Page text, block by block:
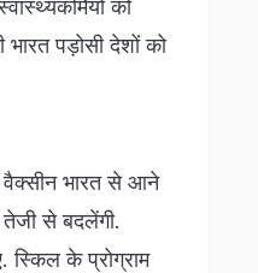
को
पड़ोसी देशों को
वैक्सीन भारत से आने
तेजी से बदलेंगी.
स्किल के प्रोग्राम